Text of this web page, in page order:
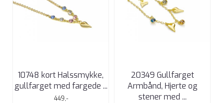
10748 kort Halssmykke,
gullfarget med fargede ...
449,-
20349 Gullfarget
Armbånd, Hjerte og
stener med ...